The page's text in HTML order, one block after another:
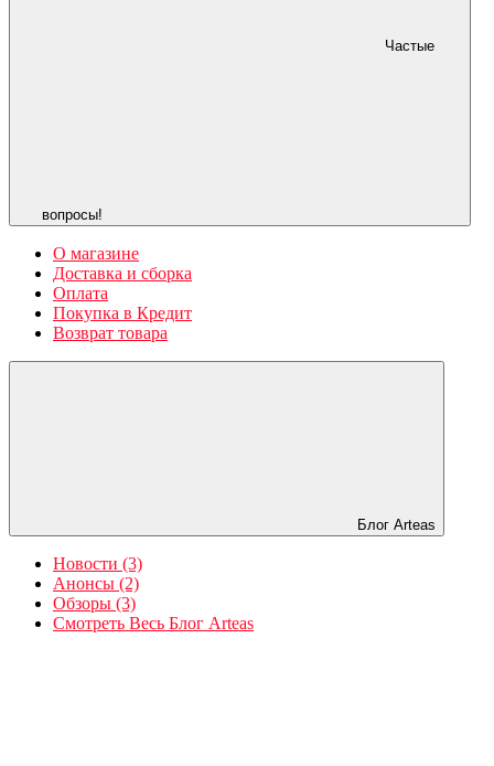
Частые
вопросы!
О магазине
Доставка и сборка
Оплата
Покупка в Кредит
Возврат товара
Блог Arteas
Новости (3)
Анонсы (2)
Обзоры (3)
Смотреть Весь Блог Arteas